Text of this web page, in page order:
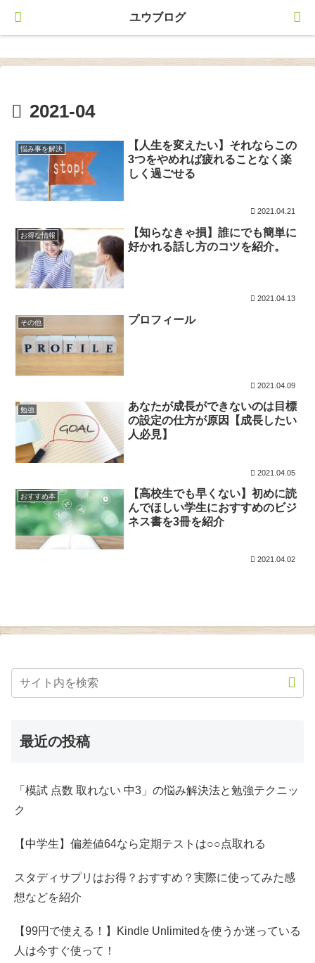
ユウブログ
2021-04
悩み事を解決
【人生を変えたい】それならこの
3つをやめれば疲れることなく楽
しく過ごせる
2021.04.21
お得な情報
【知らなきゃ損】誰にでも簡単に
好かれる話し方のコツを紹介。
2021.04.13
その他 プロフィール
2021.04.09
勉強
あなたが成長ができないのは目標
の設定の仕方が原因【成長したい
人必見】
2021.04.05
おすすめ本
【高校生でも早くない】初めに読
んでほしい学生におすすめのビジ
ネス書を3冊を紹介
2021.04.02
最近の投稿
「模試 点数 取れない 中3」の悩み解決法と勉強テクニッ
ク
【中学生】偏差値64なら定期テストは○○点取れる
スタディサプリはお得？おすすめ？実際に使ってみた感
想などを紹介
【99円で使える！】Kindle Unlimitedを使うか迷っている
人は今すぐ使って！
ユウブログ